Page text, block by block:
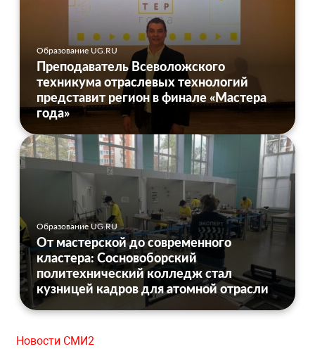
Образование UG.RU
Преподаватель Всеволожского
техникума отраслевых технологий
представит регион в финале «Мастера
года»
Образование UG.RU
От мастерской до современного
кластера: Сосновоборский
политехнический колледж стал
кузницей кадров для атомной отрасли
Новости СМИ2